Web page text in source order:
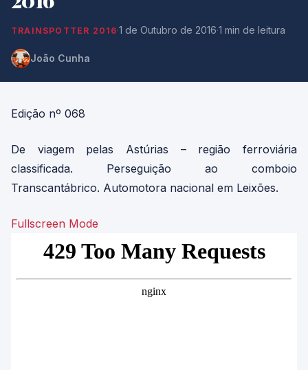
TRAINSPOTTER 2016·1 de Outubro de 2016·1 min de leitura
João Cunha
Edição nº 068
De viagem pelas Astúrias – região ferroviária
classificada. Perseguição ao comboio
Transcantábrico. Automotora nacional em Leixões.
Fullscreen Mode